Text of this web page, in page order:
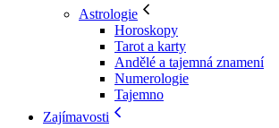
Astrologie
Horoskopy
Tarot a karty
Andělé a tajemná znamení
Numerologie
Tajemno
Zajímavosti